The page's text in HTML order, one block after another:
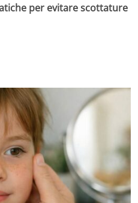
per evitare scottature